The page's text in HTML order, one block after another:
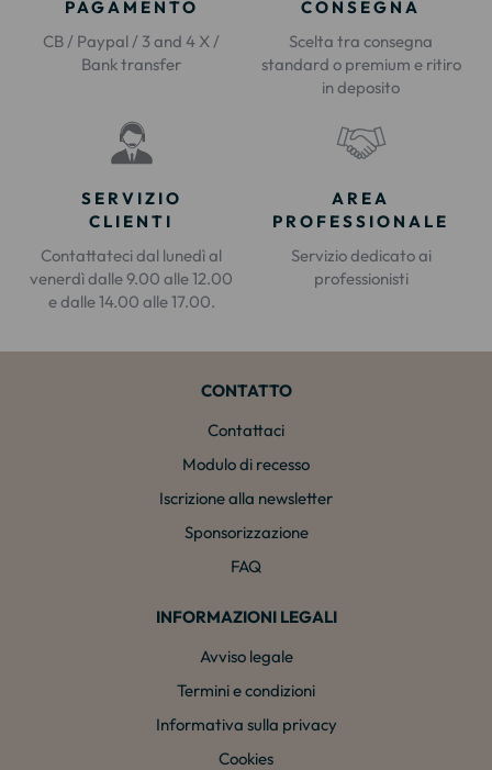
PAGAMENTO
CB / Paypal / 3 and 4 X /
Bank transfer
CONSEGNA
Scelta tra consegna
standard o premium e ritiro
in deposito
SERVIZIO
CLIENTI
Contattateci dal lunedì al
venerdì dalle 9.00 alle 12.00
e dalle 14.00 alle 17.00.
AREA
PROFESSIONALE
Servizio dedicato ai
professionisti
CONTATTO
Contattaci
Modulo di recesso
Iscrizione alla newsletter
Sponsorizzazione
FAQ
INFORMAZIONI LEGALI
Avviso legale
Termini e condizioni
Informativa sulla privacy
Cookies